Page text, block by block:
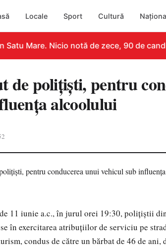
Locale Sport Cultură
Mare. Nicio notă de zece, 90 de
de polițiști, pentru
alcoolului
11 iunie a.c., în jurul orei 19:30, polițiștii
în exercitarea atribuțiilor de serviciu pe
condus de către un bărbat de 46 de